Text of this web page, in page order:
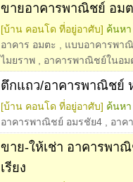
ขายอาคารพาณิชย์ อม
[บ้าน คอนโด ที่อยู่อาศับ] ค้นหา
อาคาร อมตะ
แบบอาคารพา
ไมยราพ
อาคารพาณิชย์ในอม
ตึกแถว/อาคารพาณิชย์
[บ้าน คอนโด ที่อยู่อาศับ] ค้นหา
อาคารพาณิชย์ อมรชัย4
อาค
ขาย-ให้เช่า อาคารพา
เรียง